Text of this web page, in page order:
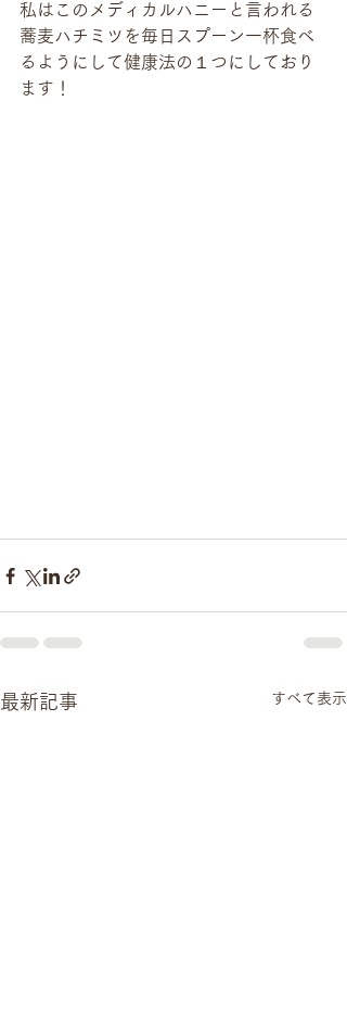
私はこのメディカルハニーと言われる
蕎麦ハチミツを毎日スプーン一杯食べ
るようにして健康法の１つにしており
ます！
最新記事 すべて表示